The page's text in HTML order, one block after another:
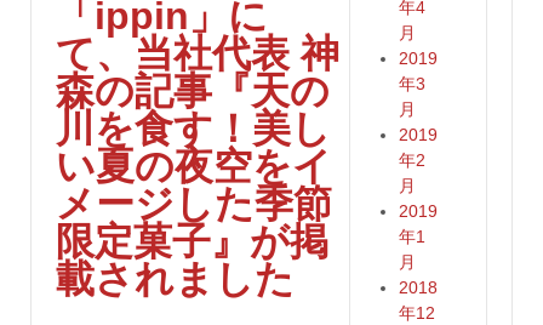
「ippin」に
て、当社代表 神
森の記事『天の
川を食す！美し
い夏の夜空をイ
メージした季節
限定菓子』が掲
載されました
年4
月
2019
年3
月
2019
年2
月
2019
年1
月
2018
年12